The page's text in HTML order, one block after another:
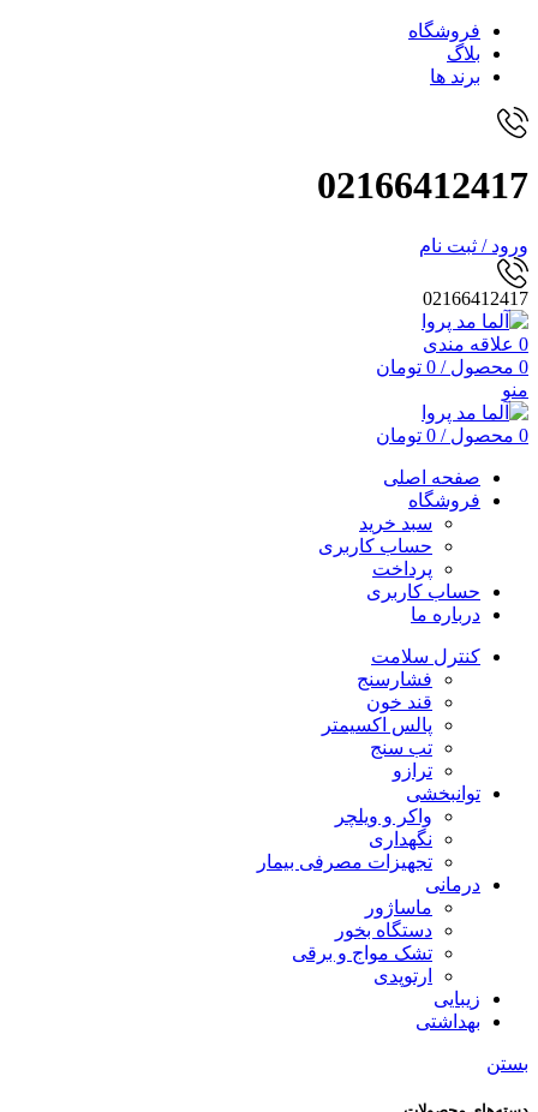
فروشگاه
بلاگ
برند ها
02166412417
ورود / ثبت نام
02166412417
0 علاقه مندی
0 محصول /
0 تومان
منو
0 محصول /
0 تومان
صفحه اصلی
فروشگاه
سبد خرید
حساب کاربری
پرداخت
حساب کاربری
درباره ما
کنترل سلامت
فشارسنج
قند خون
پالس اکسیمتر
تب سنج
ترازو
توانبخشی
واکر و ویلچر
نگهداری
تجهیزات مصرفی بیمار
درمانی
ماساژور
دستگاه بخور
تشک مواج و برقی
ارتوپدی
زیبایی
بهداشتی
بستن